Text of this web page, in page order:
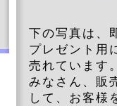
下の写真は、
プレゼント用
売れています
みなさん、販
して、お客様